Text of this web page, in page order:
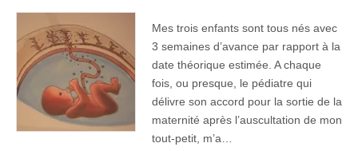
Mes trois enfants sont tous nés avec
3 semaines d’avance par rapport à la
date théorique estimée. A chaque
fois, ou presque, le pédiatre qui
délivre son accord pour la sortie de la
maternité après l’auscultation de mon
tout-petit, m’a…